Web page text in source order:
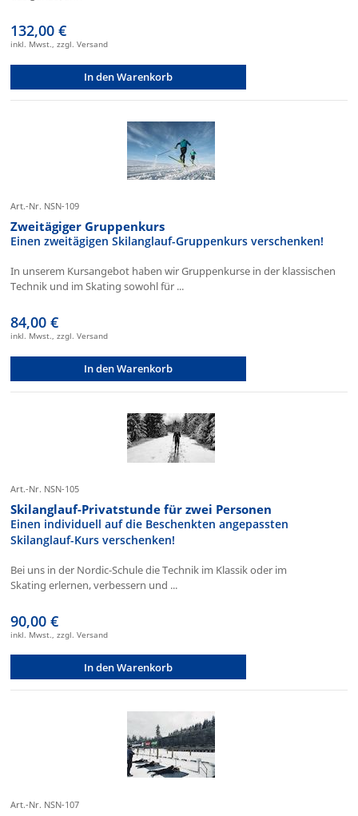
132,00 €
inkl. Mwst., zzgl. Versand
In den Warenkorb
Art.-Nr. NSN-109
Zweitägiger Gruppenkurs
Einen zweitägigen Skilanglauf-Gruppenkurs verschenken!
In unserem Kursangebot haben wir Gruppenkurse in der klassischen
Technik und im Skating sowohl für ...
84,00 €
inkl. Mwst., zzgl. Versand
In den Warenkorb
Art.-Nr. NSN-105
Skilanglauf-Privatstunde für zwei Personen
Einen individuell auf die Beschenkten angepassten
Skilanglauf-Kurs verschenken!
Bei uns in der Nordic-Schule die Technik im Klassik oder im
Skating erlernen, verbessern und ...
90,00 €
inkl. Mwst., zzgl. Versand
In den Warenkorb
Art.-Nr. NSN-107